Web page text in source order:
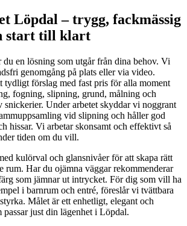
Löpdal – trygg, fackmässig
start till klart
du en lösning som utgår från dina behov. Vi
genomgång på plats eller via video.
tydligt förslag med fast pris för alla moment
fogning, slipning, grund, målning och
snickerier. Under arbetet skyddar vi noggrant
vid slipning och håller god
hissar. Vi arbetar skonsamt och effektivt så
tiden om du vill.
kulörval och glansnivåer för att skapa rätt
rum. Har du ojämna väggar rekommenderar
som jämnar ut intrycket. För dig som vill ha
i barnrum och entré, föreslår vi tvättbara
Målet är ett enhetligt, elegant och
passar just din lägenhet i Löpdal.